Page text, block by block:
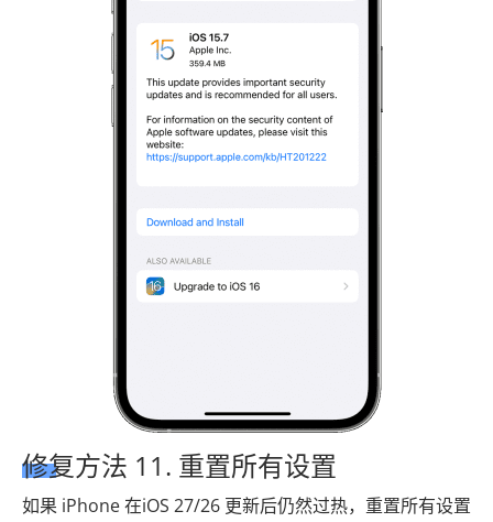
修复方法 11. 重置所有设置
如果 iPhone 在iOS 27/26 更新后仍然过热，重置所有设置